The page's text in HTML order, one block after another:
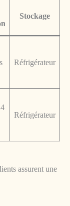
Stockage
Réfrigérateur
Réfrigérateur
assurent une